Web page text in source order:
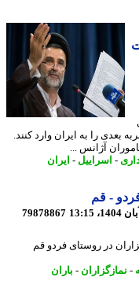
را به ایران وارد کنند.
آژانس ...
- اسراییل -ایران
- قم
79878867
نمازگزاران در روستای فردو قم
- باران